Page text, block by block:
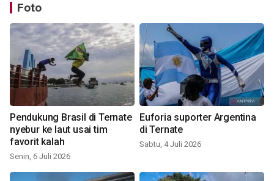
Foto
Pendukung Brasil di Ternate
nyebur ke laut usai tim
favorit kalah
Senin, 6 Juli 2026
Euforia suporter Argentina
di Ternate
Sabtu, 4 Juli 2026